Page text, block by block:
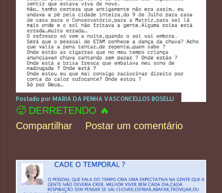
Postado por MARIA DA PENHA VASCONCELLOS BOSELLI
🥵 DERRETENDO 🔥
Compartilhar
Postar um comentário